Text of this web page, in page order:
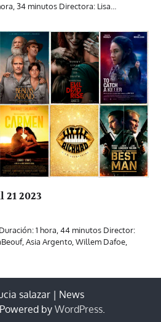
34 minutos Directora: Lisa…
21 2023
1 hora, 44 minutos Director:
Asia Argento, Willem Dafoe,
salazar | News
by WordPress